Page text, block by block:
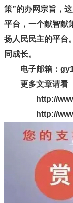
策”的办网宗旨，
平台，一个献智献
扬人民民主的平台
同成长。
电子邮箱：
更多文章请看《
http://
http://